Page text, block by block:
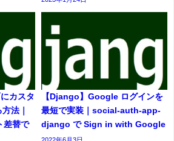
カスタ
法｜
差替で
【Django】Google ログインを
最短で実装｜social-auth-app-
django で Sign in with Google